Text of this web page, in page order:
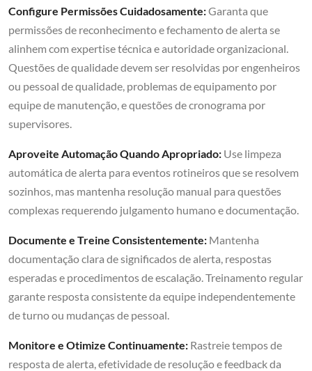
Configure Permissões Cuidadosamente:Garanta que
permissões de reconhecimento e fechamento de alerta se
alinhem com expertise técnica e autoridade organizacional.
Questões de qualidade devem ser resolvidas por engenheiros
ou pessoal de qualidade, problemas de equipamento por
equipe de manutenção, e questões de cronograma por
supervisores.
Aproveite Automação Quando Apropriado: Use limpeza
automática de alerta para eventos rotineiros que se resolvem
sozinhos, mas mantenha resolução manual para questões
complexas requerendo julgamento humano e documentação.
Documente e Treine Consistentemente: Mantenha
documentação clara de significados de alerta, respostas
esperadas e procedimentos de escalação. Treinamento regular
garante resposta consistente da equipe independentemente
de turno ou mudanças de pessoal.
Monitore e Otimize Continuamente: Rastreie tempos de
resposta de alerta, efetividade de resolução e feedback da